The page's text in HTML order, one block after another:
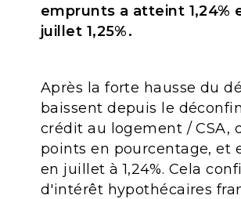
emprunts a atteint 1,24%
juillet 1,25%.
Après la forte hausse du
baissent depuis le
crédit au logement / CSA,
points en pourcentage, et
en juillet à 1,24%. Cela
d'intérêt hypothécaires